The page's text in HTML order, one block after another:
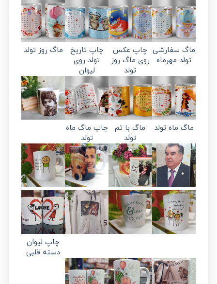
ماگ سفارشی
تولد مهرماه
چاپ عکس
روی ماگ روز
تولد
چاپ تاریخ
تولد روی
لیوان
ماگ روز تولد
ماگ ماه تولد
ماگ با تم
تولد
چاپ ماگ ماه
تولد
چاپ لیوان
دسته قلبی